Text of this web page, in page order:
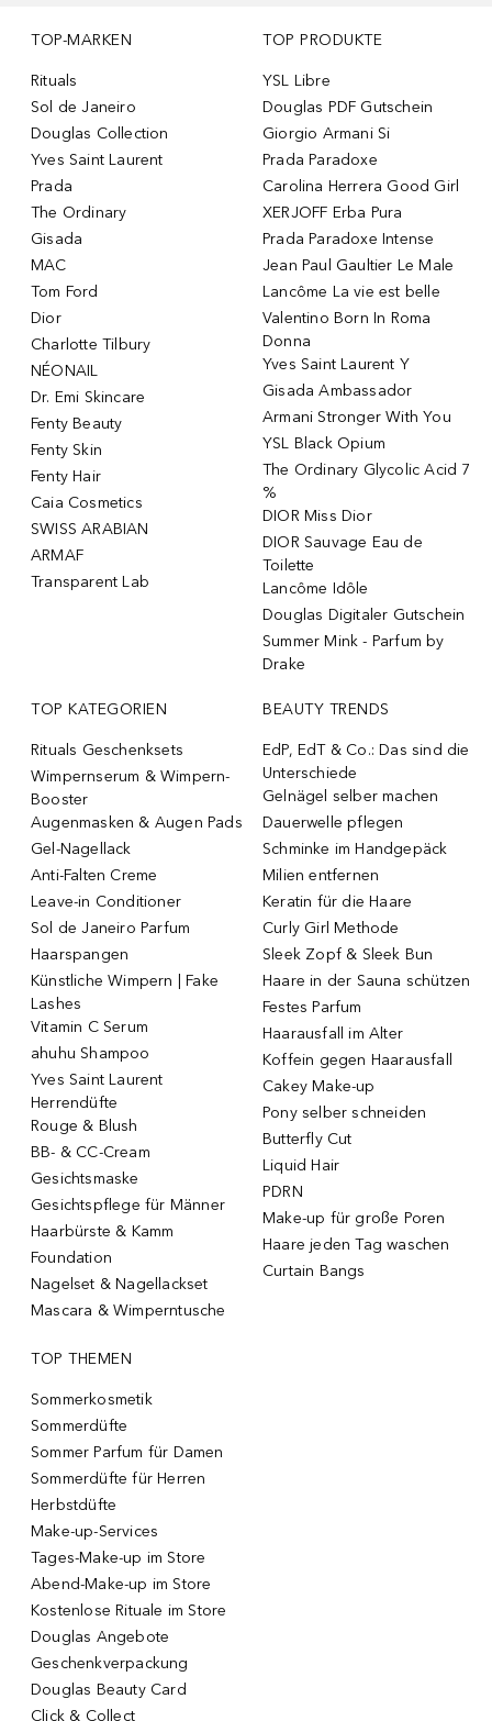
TOP-MARKEN
Rituals
Sol de Janeiro
Douglas Collection
Yves Saint Laurent
Prada
The Ordinary
Gisada
MAC
Tom Ford
Dior
Charlotte Tilbury
NÉONAIL
Dr. Emi Skincare
Fenty Beauty
Fenty Skin
Fenty Hair
Caia Cosmetics
SWISS ARABIAN
ARMAF
Transparent Lab
TOP PRODUKTE
YSL Libre
Douglas PDF Gutschein
Giorgio Armani Si
Prada Paradoxe
Carolina Herrera Good Girl
XERJOFF Erba Pura
Prada Paradoxe Intense
Jean Paul Gaultier Le Male
Lancôme La vie est belle
Valentino Born In Roma
Donna
Yves Saint Laurent Y
Gisada Ambassador
Armani Stronger With You
YSL Black Opium
The Ordinary Glycolic Acid 7
%
DIOR Miss Dior
DIOR Sauvage Eau de
Toilette
Lancôme Idôle
Douglas Digitaler Gutschein
Summer Mink - Parfum by
Drake
TOP KATEGORIEN
Rituals Geschenksets
Wimpernserum & Wimpern-
Booster
Augenmasken & Augen Pads
Gel-Nagellack
Anti-Falten Creme
Leave-in Conditioner
Sol de Janeiro Parfum
Haarspangen
Künstliche Wimpern | Fake
Lashes
Vitamin C Serum
ahuhu Shampoo
Yves Saint Laurent
Herrendüfte
Rouge & Blush
BB- & CC-Cream
Gesichtsmaske
Gesichtspflege für Männer
Haarbürste & Kamm
Foundation
Nagelset & Nagellackset
Mascara & Wimperntusche
BEAUTY TRENDS
EdP, EdT & Co.: Das sind die
Unterschiede
Gelnägel selber machen
Dauerwelle pflegen
Schminke im Handgepäck
Milien entfernen
Keratin für die Haare
Curly Girl Methode
Sleek Zopf & Sleek Bun
Haare in der Sauna schützen
Festes Parfum
Haarausfall im Alter
Koffein gegen Haarausfall
Cakey Make-up
Pony selber schneiden
Butterfly Cut
Liquid Hair
PDRN
Make-up für große Poren
Haare jeden Tag waschen
Curtain Bangs
TOP THEMEN
Sommerkosmetik
Sommerdüfte
Sommer Parfum für Damen
Sommerdüfte für Herren
Herbstdüfte
Make-up-Services
Tages-Make-up im Store
Abend-Make-up im Store
Kostenlose Rituale im Store
Douglas Angebote
Geschenkverpackung
Douglas Beauty Card
Click & Collect